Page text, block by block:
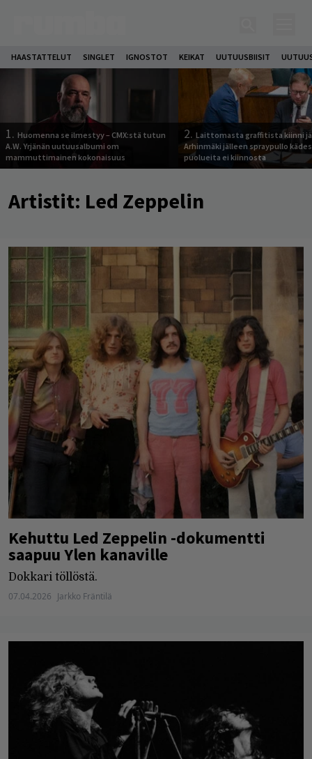
HAASTATTELUT SINGLET IGNOSTOT KEIKAT UUTUUSBIISIT
1. Huomenna se ilmestyy – CMX:stä tutun
A.W. Yrjänän uutuusalbumi om
mammuttimainen kokonaisuus
2. Laittomasta graffitista kiinni
Arhinmäki jälleen spraypullo
puolueita ei kiinnosta
Artistit: Led Zeppelin
Kehuttu Led Zeppelin -dokumentti
saapuu Ylen kanaville
Dokkari töllöstä.
07.04.2026 Jarkko Fräntilä